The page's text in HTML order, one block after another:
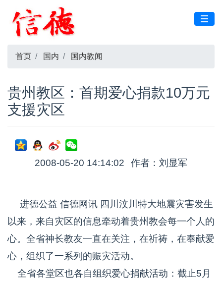
首页 国内 国内教闻
贵州教区：首期爱心捐款10万元
支援灾区
2008-05-20 14:14:02 作者：刘显军
进德公益 信德网讯 四川汶川特大地震灾害发生
以来，来自灾区的信息牵动着贵州教会每一个人的
心。全省神长教友一直在关注，在祈祷，在奉献爱
心，组织了一系列的赈灾活动。
全省各堂区也各自组织爱心捐献活动：截止5月